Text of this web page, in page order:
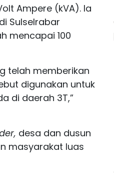
Ampere (kVA). Ia
Sulselrabar
mencapai 100
telah memberikan
digunakan untuk
di daerah 3T,”
desa dan dusun
masyarakat luas